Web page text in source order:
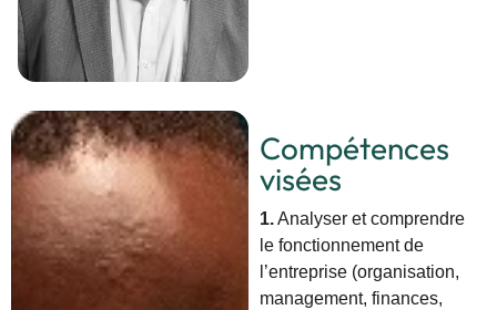
Compétences
visées​
1.Analyser et comprendre
le fonctionnement de
l’entreprise (organisation,
management, finances,